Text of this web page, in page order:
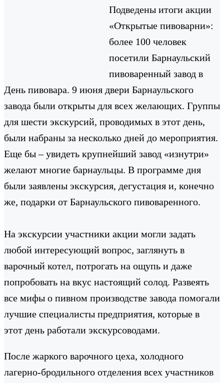
Подведены итоги акции
«Открытые пивоварни»:
более 100 человек
посетили Барнаульский
пивоваренный завод в
День пивовара. 9 июня двери Барнаульского
завода были открыты для всех желающих. Группы
для шести экскурсий, проводимых в этот день,
были набраны за несколько дней до мероприятия.
Еще бы – увидеть крупнейший завод «изнутри»
желают многие барнаульцы. В программе дня
были заявлены экскурсия, дегустация и, конечно
же, подарки от Барнаульского пивоваренного.
На экскурсии участники акции могли задать
любой интересующий вопрос, заглянуть в
варочный котел, потрогать на ощупь и даже
попробовать на вкус настоящий солод. Развеять
все мифы о пивном производстве завода помогали
лучшие специалисты предприятия, которые в
этот день работали экскурсоводами.
После жаркого варочного цеха, холодного
лагерно-бродильного отделения всех участников